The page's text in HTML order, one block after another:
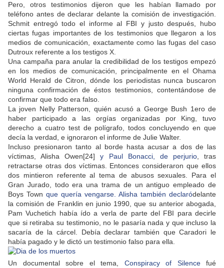
Pero, otros testimonios dijeron que les habían llamado por
teléfono antes de declarar delante la comisión de investigación.
Schmit entregó todo el informe al FBI y justo después, hubo
ciertas fugas importantes de los testimonios que llegaron a los
medios de comunicación, exactamente como las fugas del caso
Dutroux referente a los testigos X.
Una campaña para anular la credibilidad de los testigos empezó
en los medios de comunicación, principalmente en el Ohama
World Herald de Citron, dónde los periodistas nunca buscaron
ninguna confirmación de éstos testimonios, contentándose de
confirmar que todo era falso.
La joven Nelly Patterson, quién acusó a George Bush 1ero de
haber participado a las orgías organizadas por King, tuvo
derecho a cuatro test de polígrafo, todos concluyendo en que
decía la verdad, e ignoraron el informe de Julie Walter.
Incluso presionaron tanto al borde hasta acusar a dos de las
víctimas, Alisha Owen[24]y Paul Bonacci, de perjurio, tras
retractarse otras dos víctimas. Entonces consideraron que ellos
dos mintieron referente al tema de abusos sexuales. Para el
Gran Jurado, todo era una trama de un antiguo empleado de
Boys Town que quería vengarse. Alisha también declaródelante
la comisión de Franklin en junio 1990, que su anterior abogada,
Pam Vuchetich había ído a verla de parte del FBI para decirle
que si retiraba su testimonio, no le pasaría nada y que incluso la
sacaría de la cárcel. Debía declarar también que Caradori le
había pagado y le dictó un testimonio falso para ella.
Un documental sobre el tema, Conspiracy of Silencefué